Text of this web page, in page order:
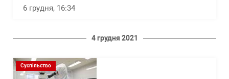
6 грудня, 16:34
4 грудня 2021
Суспільство